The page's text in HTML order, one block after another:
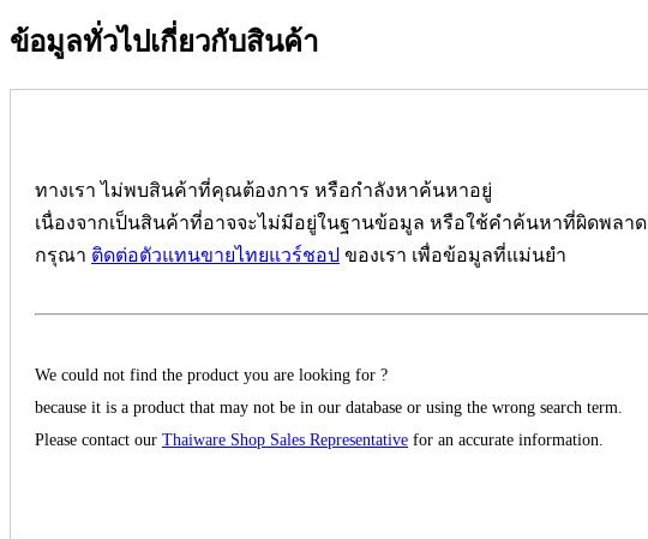
ข้อมูลทั่วไปเกี่ยวกับสินค้า
ทางเรา ไม่พบสินค้าที่คุณต้องการ หรือกำลังหาค้นหาอยู่
เนื่องจากเป็นสินค้าที่อาจจะไม่มีอยู่ในฐานข้อมูล หรือใช้คำค้นหาที่ผิดพลาด
กรุณา ติดต่อตัวแทนขายไทยแวร์ชอป ของเรา เพื่อข้อมูลที่แม่นยำ
We could not find the product you are looking for ?
because it is a product that may not be in our database or using the wrong search term.
Please contact our Thaiware Shop Sales Representative for an accurate information.